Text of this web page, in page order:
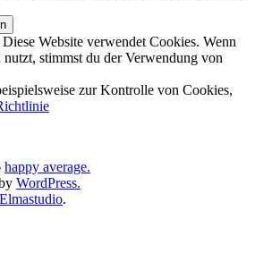
Website verwendet Cookies. Wenn
stimmst du der Verwendung von
zur Kontrolle von Cookies,
happy average.
WordPress.
Elmastudio.